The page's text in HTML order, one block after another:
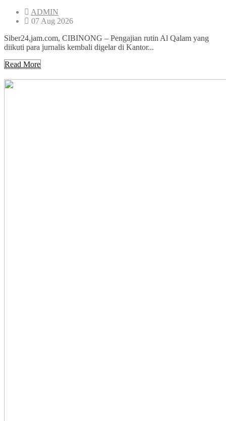
ADMIN
07 Aug 2026
Siber24,jam.com, CIBINONG – Pengajian rutin Al Qalam yang
diikuti para jurnalis kembali digelar di Kantor...
Read More